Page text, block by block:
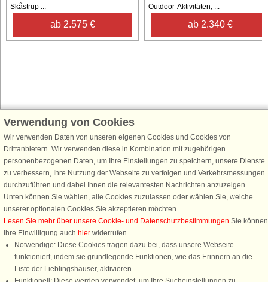
Skåstrup ...
ab 2.575 €
Outdoor-Aktivitäten, ...
ab 2.340 €
Schließen Sie sich 100.000 Ferienhaus-Fans an
Erhalten Sie einenWillkommensgutschein von 25 € für Ihren nächsten
Ferienhausurlaub - melden Sie sich einfach für den DanCenter Newsletter
an. Verpassen Sie nie wieder exklusive Angebote, Gewinnspiele und
Urlaubstipps!
Newsletter abonnieren
Verwendung von Cookies
Wir verwenden Daten von unseren eigenen Cookies und Cookies von
Drittanbietern. Wir verwenden diese in Kombination mit zugehörigen
personenbezogenen Daten, um Ihre Einstellungen zu speichern, unsere Dienste
zu verbessern, Ihre Nutzung der Webseite zu verfolgen und Verkehrsmessungen
durchzuführen und dabei Ihnen die relevantesten Nachrichten anzuzeigen.
Unten können Sie wählen, alle Cookies zuzulassen oder wählen Sie, welche
unserer optionalen Cookies Sie akzeptieren möchten.
Lesen Sie mehr über unsere Cookie- und Datenschutzbestimmungen.Sie können
Ihre Einwilligung auch hier widerrufen.
Notwendige: Diese Cookies tragen dazu bei, dass unsere Webseite
funktioniert, indem sie grundlegende Funktionen, wie das Erinnern an die
Liste der Lieblingshäuser, aktivieren.